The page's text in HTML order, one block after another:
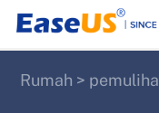
Rumah >